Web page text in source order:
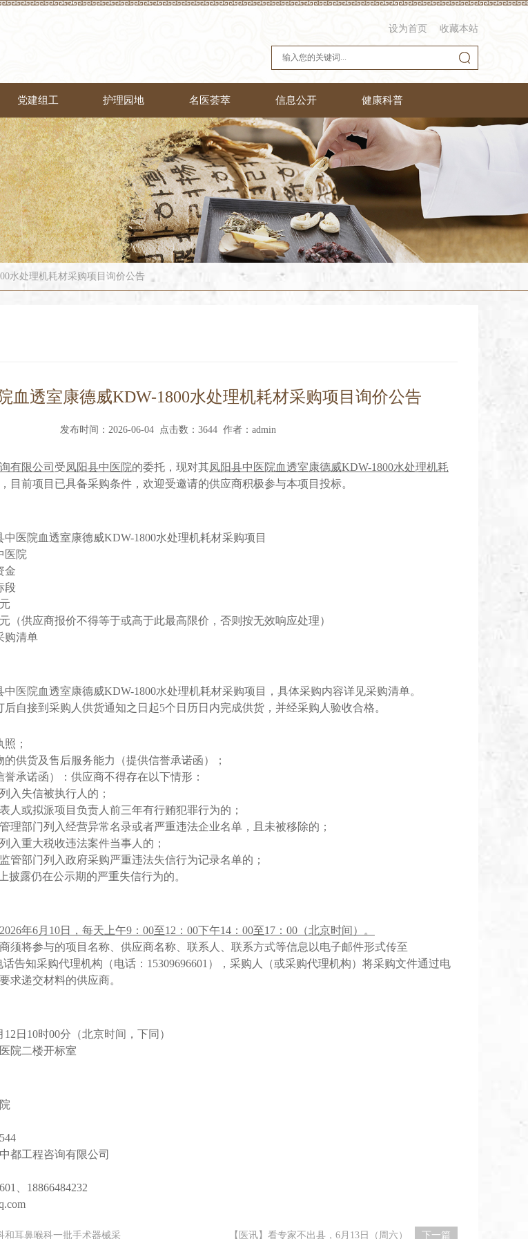
设为首页 收藏本站
党建组工 护理园地 名医荟萃 信息公开 健康科普
水处理机耗材采购项目询价公告
血透室康德威KDW-1800水处理机耗材采购项目询价公告
发布时间：2026-06-04 点击数：3644 作者：admin
有限公司 受凤阳县中医院的委托， 现对其凤阳县中医院血透室康德威KDW-1800水处理机耗
， 目前项目已具备采购条件，欢迎受邀请的供应商积极参与本项目 投标。
中医院血透室康德威KDW-1800水处理机耗材采购项目
医院
金
段
元
元（供应商报价不得等于或高于此最高限价，否则按无效响应处理）
购清单
中医院血透室康德威KDW-1800水处理机耗材采购项目
，具体采购内容详见采购清单。
后自接到 采购人 供货通知之日 起5个日历日内完成供货，并经采购人 验收合格。
照 ；
的供货及售后服务能力（提供信誉承诺函）；
誉承诺函）：供应商不得存在以下情形：
入失信被执行人的；
人或拟派项目负责人前三年有行贿犯罪行为的；
理部门列入经营异常名录或者严重违法企业名单，且未被移除的；
入重大税收违法案件当事人的；
管部门列入政府采购严重违法失信行为记录名单的；
披露仍在公示期的严重失信行为的。
2026年6月10日，每天上午9：00至12：00下午14：00至17：00（北京时间）。
须将参与的项目名称、供应商名称、 联系人、联系方式等信息 以电子邮件形式传至
话告知采购代理机构（电话： 15309696601 ），采购人（或采购代理机构）将采购文件通过电
求递交材料的供应商。
12 日 10时00分（北京时间 ， 下同 ）
院二楼开标室
都工程咨询有限公司
18866484232
和耳鼻喉科一批手术器械采 【医讯】看专家不出县，6月13日（周六） 下一篇